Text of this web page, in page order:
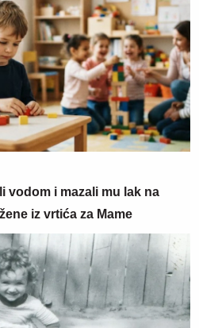
vodom i mazali mu lak na
iz vrtića za Mame